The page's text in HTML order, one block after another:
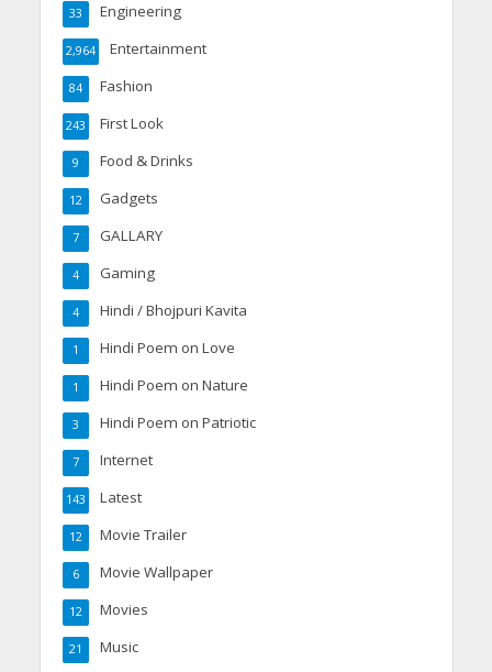
Engineering
33
Entertainment
2,964
Fashion
84
First Look
243
Food & Drinks
9
Gadgets
12
GALLARY
7
Gaming
4
Hindi / Bhojpuri Kavita
4
Hindi Poem on Love
1
Hindi Poem on Nature
1
Hindi Poem on Patriotic
3
Internet
7
Latest
143
Movie Trailer
12
Movie Wallpaper
6
Movies
12
Music
21